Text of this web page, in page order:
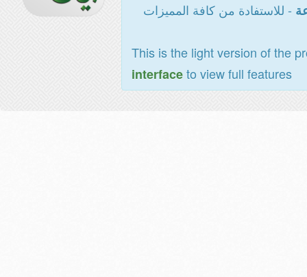
- للاستفادة من كافة المميزات
This is the light version of the
interfaceto view full features